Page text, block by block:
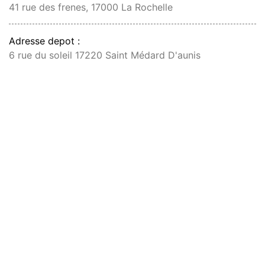
41 rue des frenes, 17000 La Rochelle
Adresse depot :
6 rue du soleil 17220 Saint Médard D'aunis